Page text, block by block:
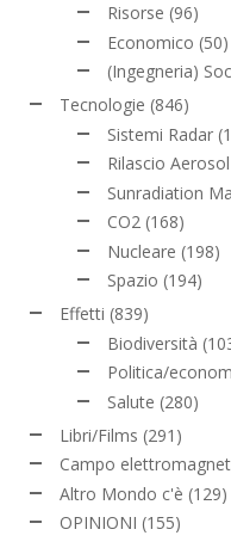
Risorse (96)
Economico (50)
(Ingegneria)
Tecnologie (846)
Sistemi Radar
Rilascio
Sunradiation
CO2 (168)
Nucleare (198)
Spazio (194)
Effetti (839)
Biodiversità
Politica/
Salute (280)
Libri/Films (291)
Campo
Altro Mondo c'è (129)
OPINIONI (155)